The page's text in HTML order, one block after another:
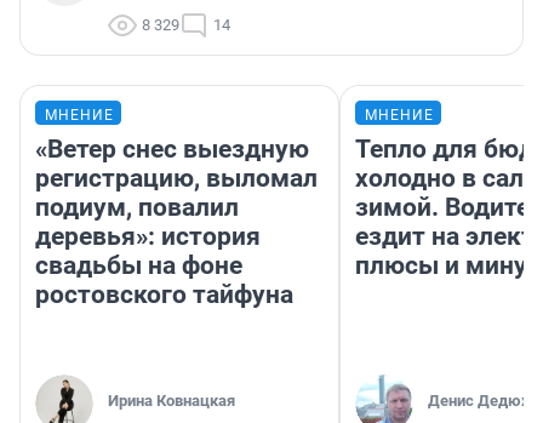
8 329 14
МНЕНИЕ
«Ветер снес выездную
регистрацию, выломал
подиум, повалил
деревья»: история
свадьбы на фоне
ростовского тайфуна
Ирина Ковнацкая
МНЕНИЕ
Тепло для
холодно в
зимой.
ездит на
плюсы и
Денис